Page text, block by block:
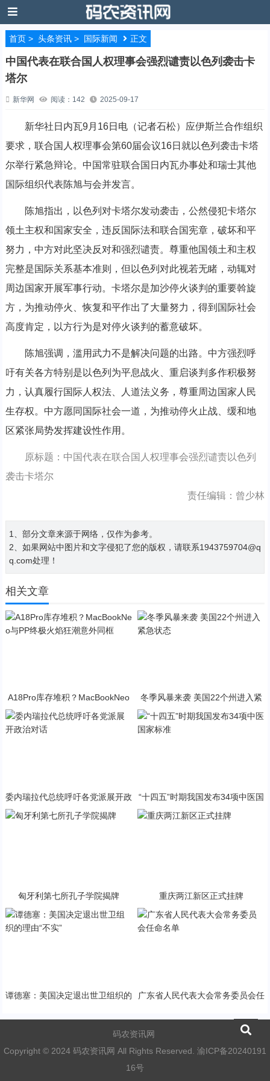
首页> 头条资讯> 国际新闻 正文
中国代表在联合国人权理事会强烈谴责以色列袭击卡
塔尔
新华网 阅读：142 2025-09-17
新华社日内瓦9月16日电（记者石松）应伊斯兰合作组织
要求，联合国人权理事会第60届会议16日就以色列袭击卡塔
尔举行紧急辩论。中国常驻联合国日内瓦办事处和瑞士其他
国际组织代表陈旭与会并发言。
陈旭指出，以色列对卡塔尔发动袭击，公然侵犯卡塔尔
领土主权和国家安全，违反国际法和联合国宪章，破坏和平
努力，中方对此坚决反对和强烈谴责。尊重他国领土和主权
完整是国际关系基本准则，但以色列对此视若无睹，动辄对
周边国家开展军事行动。卡塔尔是加沙停火谈判的重要斡旋
方，为推动停火、恢复和平作出了大量努力，得到国际社会
高度肯定，以方行为是对停火谈判的蓄意破坏。
陈旭强调，滥用武力不是解决问题的出路。中方强烈呼
吁有关各方特别是以色列为平息战火、重启谈判多作积极努
力，认真履行国际人权法、人道法义务，尊重周边国家人民
生存权。中方愿同国际社会一道，为推动停火止战、缓和地
区紧张局势发挥建设性作用。
原标题：中国代表在联合国人权理事会强烈谴责以色列
袭击卡塔尔
责任编辑：曾少林
1、部分文章来源于网络，仅作为参考。
2、如果网站中图片和文字侵犯了您的版权，请联系1943759704@q
q.com处理！
相关文章
A18Pro库存堆积？MacBookNeo
与PP终极火焰狂潮意外同框
冬季风暴来袭 美国22个州进入紧
急状态
委内瑞拉代总统呼吁各党派展开政
“十四五”时期我国发布34项中医国
匈牙利第七所孔子学院揭牌 重庆两江新区正式挂牌
谭德塞：美国决定退出世卫组织的
广东省人民代表大会常务委员会任
码农资讯网
Copyright © 2024 码农资讯网 All Rights Reserved. 渝ICP备20240191
16号